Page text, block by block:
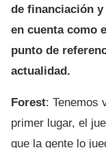
de financiación
en cuenta como
punto de
actualidad.
Forest: Tenemos
primer lugar, el
que la gente lo